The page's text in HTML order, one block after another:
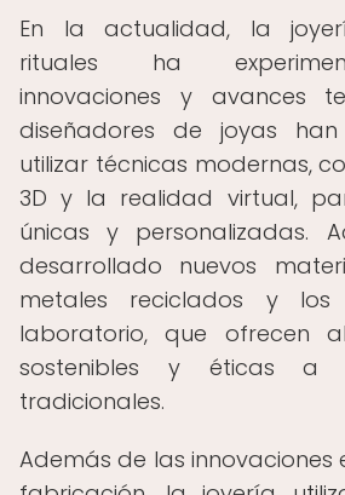
En la actualidad, la
rituales ha
innovaciones y avances
diseñadores de joyas
utilizar técnicas modernas,
3D y la realidad virtual,
únicas y personalizadas.
desarrollado nuevos
metales reciclados y los
laboratorio, que ofrecen
sostenibles y éticas a
tradicionales.
Además de las innovaciones